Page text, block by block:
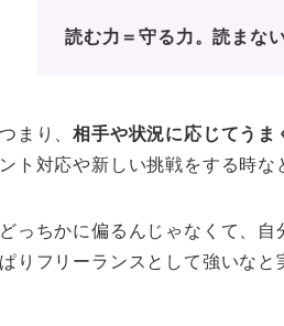
読む力＝守る力。読まな
つまり、相手や状況に応じてうま
ント対応や新しい挑戦をする時な
どっちかに偏るんじゃなくて、
ぱりフリーランスとして強いなと